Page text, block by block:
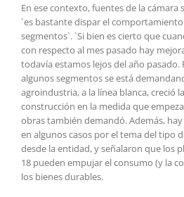
En ese contexto, fuentes de la
`es bastante dispar el
segmentos`. `Si bien es cierto que
con respecto al mes pasado hay
todavía estamos lejos del año pasado.
algunos segmentos se está
agroindustria, a la línea blanca, creció
construcción en la medida que
obras también demandó. Además,
en algunos casos por el tema del tipo
desde la entidad, y señalaron que los
18 pueden empujar el consumo (y la
los bienes durables.